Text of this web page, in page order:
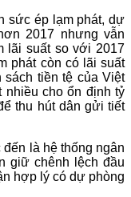
sức ép lạm phát, dự
2017 nhưng vẫn
lãi suất so với 2017
phát còn có lãi suất
tiền tệ của Việt
nhiều cho ổn định tỷ
thu hút dân gửi tiết
là hệ thống ngân
giữ chênh lệch đầu
hợp lý có dự phòng